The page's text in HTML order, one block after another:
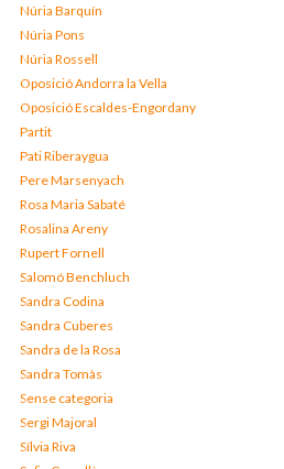
Núria Barquín
Núria Pons
Núria Rossell
Oposició Andorra la Vella
Oposició Escaldes-Engordany
Partit
Pati Riberaygua
Pere Marsenyach
Rosa Maria Sabaté
Rosalina Areny
Rupert Fornell
Salomó Benchluch
Sandra Codina
Sandra Cuberes
Sandra de la Rosa
Sandra Tomàs
Sense categoria
Sergi Majoral
Sílvia Riva